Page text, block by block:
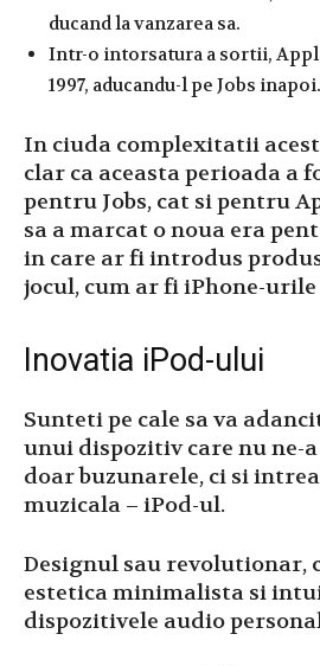
ducand la vanzarea sa.
Intr-o intorsatura a sortii,
1997, aducandu-l pe Jobs inapoi.
In ciuda complexitatii
clar ca aceasta perioada a
pentru Jobs, cat si pentru
sa a marcat o noua era
in care ar fi introdus
jocul, cum ar fi iPhone-
Inovatia iPod-ului
Sunteti pe cale sa va
unui dispozitiv care nu ne-
doar buzunarele, ci si
muzicala – iPod-ul.
Designul sau revolutionar,
estetica minimalista si
dispozitivele audio